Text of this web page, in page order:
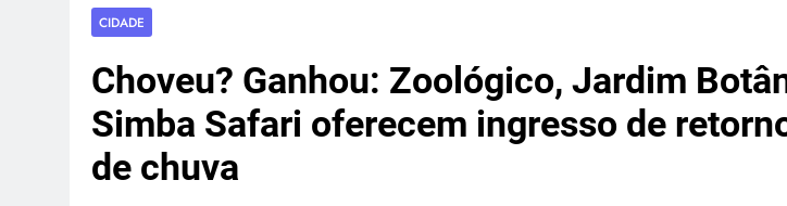
CIDADE
Choveu? Ganhou: Zoológico, Jardim
Simba Safari oferecem ingresso de
de chuva